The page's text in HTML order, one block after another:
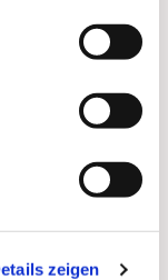
zeigen